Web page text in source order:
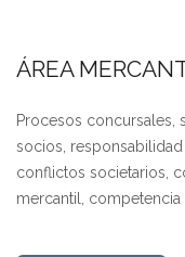
ÁREA
Procesos concursales,
socios,
conflictos societarios,
mercantil, competencia